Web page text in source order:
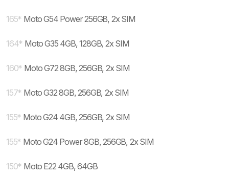
165* Moto G54 Power 256GB, 2x SIM
164* Moto G35 4GB, 128GB, 2x SIM
160* Moto G72 8GB, 256GB, 2x SIM
157* Moto G32 8GB, 256GB, 2x SIM
155* Moto G24 4GB, 256GB, 2x SIM
155* Moto G24 Power 8GB, 256GB, 2x SIM
150* Moto E22 4GB, 64GB